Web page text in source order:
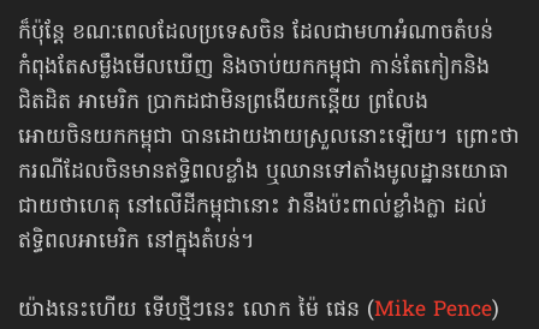
ក៏ប៉ុន្តែ ខណៈពេលដែលប្រទេសចិន ដែលជាមហាអំណាចតំបន់
កំពុងតែសម្លឹងមើលឃើញ និងចាប់យកកម្ពុជា កាន់តែ​កៀក​និង
ជិតដិត អាមេរិក ប្រាកដជាមិនព្រងើយកន្តើយ ព្រលែង
អោយចិនយកកម្ពុជា បាន​ដោយ​​ងាយស្រួលនោះ​ឡើយ។ ព្រោះថា
ករណីដែលចិនមានឥទ្ធិពលខ្លាំង ឬឈានទៅតាំង​មូលដ្ឋានយោធា​
ជាយថាហេតុ នៅលើដីកម្ពុជានោះ វានឹង​ប៉ះពាល់​​ខ្លាំងក្លា ដល់
ឥទ្ធិពលអាមេរិក នៅក្នុងតំបន់។
យ៉ាងនេះហើយ ទើបថ្មីៗនេះ លោក ម៉ៃ ផេន (Mike Pence)